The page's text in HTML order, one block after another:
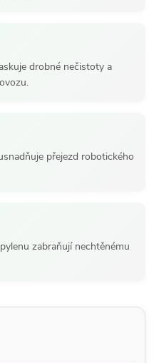
drobné nečistoty a
přejezd robotického
zabraňují nechtěnému